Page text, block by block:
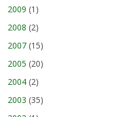
2009 (1)
2008 (2)
2007 (15)
2005 (20)
2004 (2)
2003 (35)